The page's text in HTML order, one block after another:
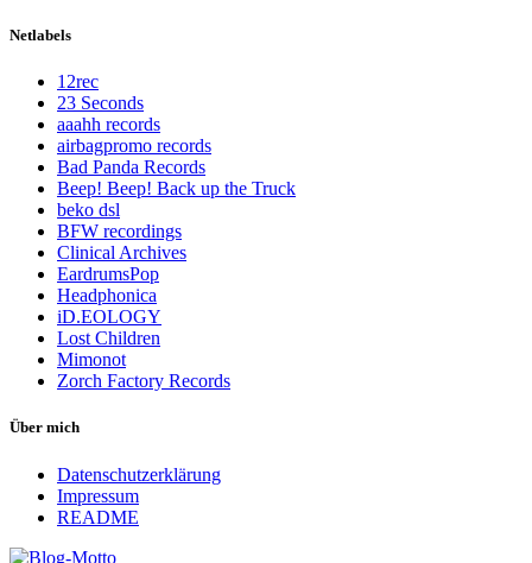
Netlabels
12rec
23 Seconds
aaahh records
airbagpromo records
Bad Panda Records
Beep! Beep! Back up the Truck
beko dsl
BFW recordings
Clinical Archives
EardrumsPop
Headphonica
iD.EOLOGY
Lost Children
Mimonot
Zorch Factory Records
Über mich
Datenschutzerklärung
Impressum
README